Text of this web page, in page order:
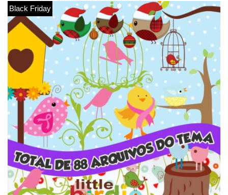
Black Friday